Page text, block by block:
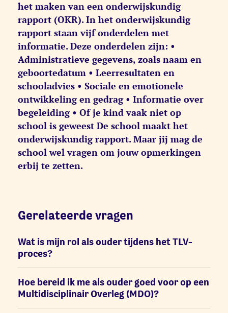
het maken van een onderwijskundig
rapport (OKR). In het onderwijskundig
rapport staan vijf onderdelen met
informatie. Deze onderdelen zijn: •
Administratieve gegevens, zoals naam en
geboortedatum • Leerresultaten en
schooladvies • Sociale en emotionele
ontwikkeling en gedrag • Informatie over
begeleiding • Of je kind vaak niet op
school is geweest De school maakt het
onderwijskundig rapport. Maar jij mag de
school wel vragen om jouw opmerkingen
erbij te zetten.
Gerelateerde vragen
Wat is mijn rol als ouder tijdens het TLV-
proces?
Hoe bereid ik me als ouder goed voor op een
Multidisciplinair Overleg (MDO)?